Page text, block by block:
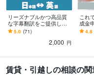
福島大学 2012年3月 ~ 2018
Canadian College 2013年8
ビジネスレベル
リーズナブルかつ高品質
な字幕翻訳をご提供しま
す 一人一人のご要望に丁
寧に、視聴者に響く自然
な字幕を作成します
5.0 (71)
2,000 円
これ
成金
す 実
ずは
4.8
賃貸・引越しの相談の